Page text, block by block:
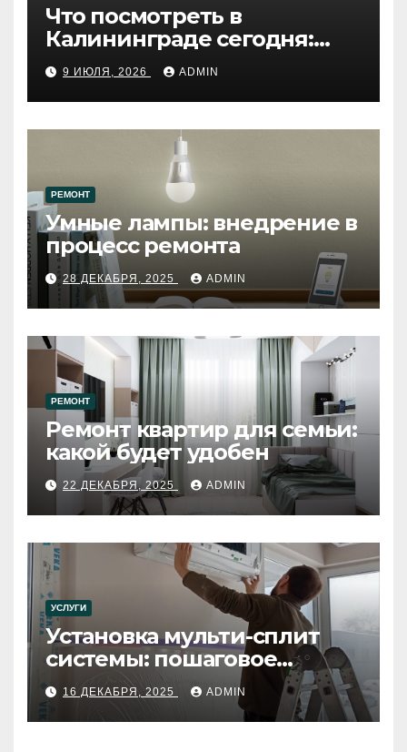
Что посмотреть в
Калининграде сегодня:
путеводитель по самому
западному городу России
9 ИЮЛЯ, 2026 ADMIN
РЕМОНТ
Умные лампы: внедрение в
процесс ремонта
28 ДЕКАБРЯ, 2025 ADMIN
РЕМОНТ
Ремонт квартир для семьи:
какой будет удобен
22 ДЕКАБРЯ, 2025 ADMIN
УСЛУГИ
Установка мульти-сплит
системы: пошаговое
руководство
16 ДЕКАБРЯ, 2025 ADMIN